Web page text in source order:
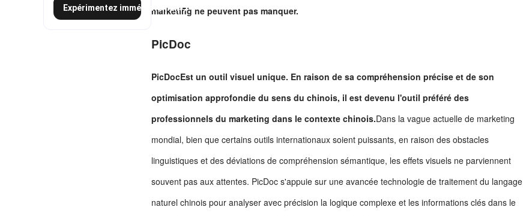
Expérimentez immédiatementmarketing ne peuvent pas manquer.
PicDoc
PicDocEst un outil visuel unique. En raison de sa compréhension précise et de son
optimisation approfondie du sens du chinois, il est devenu l'outil préféré des
professionnels du marketing dans le contexte chinois.Dans la vague actuelle de marketing
mondial, bien que certains outils internationaux soient puissants, en raison des obstacles
linguistiques et des déviations de compréhension sémantique, les effets visuels ne parviennent
souvent pas aux attentes. PicDoc s'appuie sur une avancée technologie de traitement du langage
naturel chinois pour analyser avec précision la logique complexe et les informations clés dans le